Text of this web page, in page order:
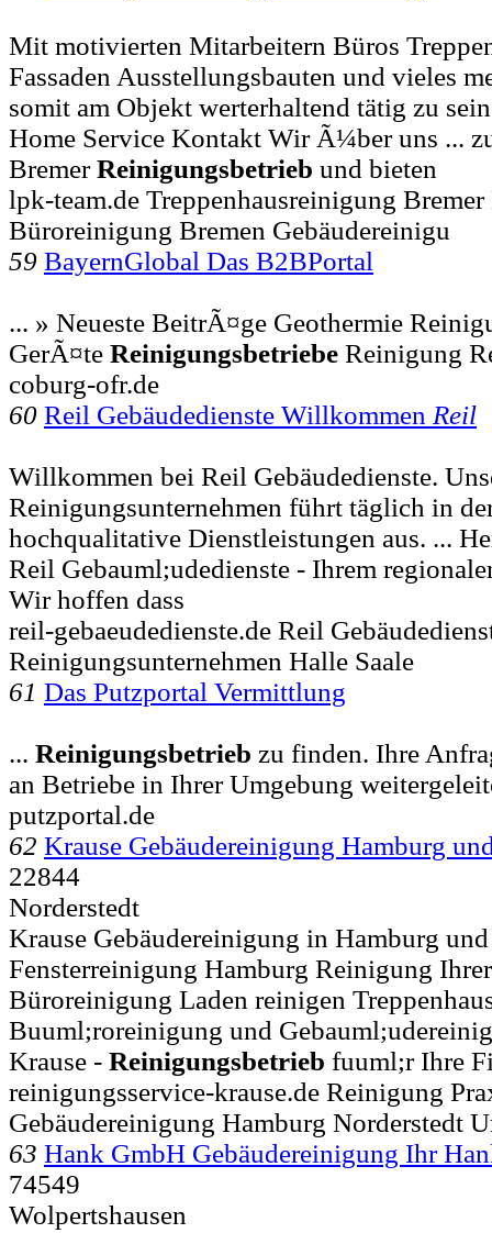
Mit motivierten Mitarbeitern Büros
Fassaden Ausstellungsbauten und vieles
somit am Objekt werterhaltend tätig zu
Home Service Kontakt Wir Ã¼ber uns ...
BremerReinigungsbetrieb und bieten
lpk-team.de Treppenhausreinigung
Büroreinigung Bremen Gebäudereinigu
59 BayernGlobal Das B2BPortal
... » Neueste BeitrÃ¤ge Geothermie
GerÃ¤te Reinigungsbetriebe Reinigung
coburg-ofr.de
60 Reil Gebäudedienste Willkommen Reil
Willkommen bei Reil Gebäudedienste.
Reinigungsunternehmen führt täglich in
hochqualitative Dienstleistungen aus. ...
Reil Gebauml;udedienste - Ihrem
Wir hoffen dass
reil-gebaeudedienste.de Reil
Reinigungsunternehmen Halle Saale
61 Das Putzportal Vermittlung
... Reinigungsbetrieb zu finden. Ihre
an Betriebe in Ihrer Umgebung
putzportal.de
62 Krause Gebäudereinigung Hamburg
22844
Norderstedt
Krause Gebäudereinigung in Hamburg
Fensterreinigung Hamburg Reinigung
Büroreinigung Laden reinigen
Buuml;roreinigung und
Krause - Reinigungsbetrieb fuuml;r Ihre
reinigungsservice-krause.de Reinigung
Gebäudereinigung Hamburg Norderstedt
63 Hank GmbH Gebäudereinigung Ihr
74549
Wolpertshausen